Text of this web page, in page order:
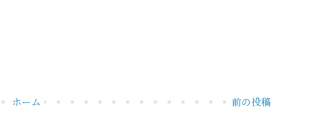
前の投稿
ホーム